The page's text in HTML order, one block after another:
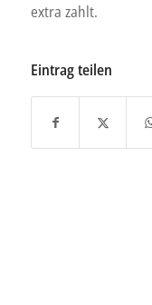
extra zahlt.
Eintrag teilen